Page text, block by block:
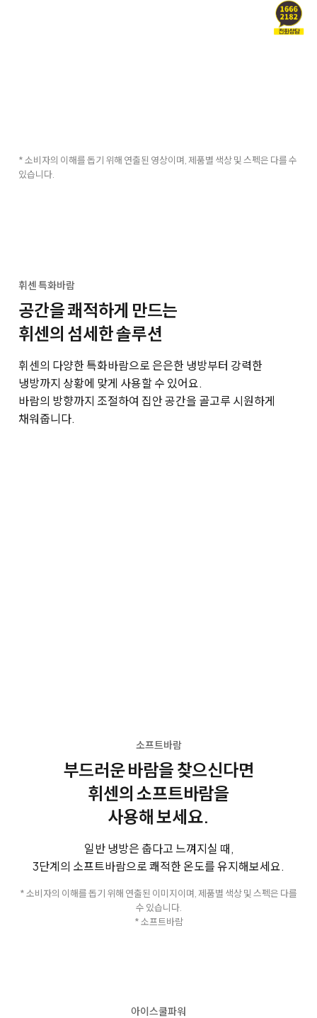
* 소비자의 이해를 돕기 위해 연출된 영상이며, 제품별 색상 및 스펙은 다를 수
있습니다.
휘센 특화바람
공간을 쾌적하게 만드는
휘센의 섬세한 솔루션
휘센의 다양한 특화바람으로 은은한 냉방부터 강력한
냉방까지 상황에 맞게 사용할 수 있어요.
바람의 방향까지 조절하여 집안 공간을 골고루 시원하게
채워줍니다.
소프트바람
부드러운 바람을 찾으신다면
휘센의 소프트바람을
사용해 보세요.
일반 냉방은 춥다고 느껴지실 때,
3단계의 소프트바람으로 쾌적한 온도를 유지해보세요.
* 소비자의 이해를 돕기 위해 연출된 이미지이며, 제품별 색상 및 스펙은 다를
수 있습니다.
* 소프트바람
아이스쿨파워